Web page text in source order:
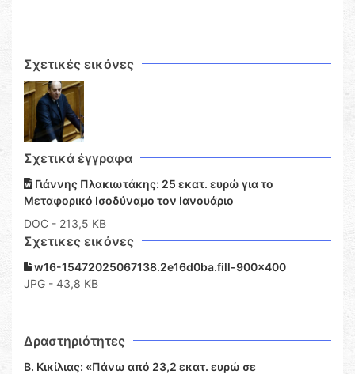
Σχετικές εικόνες
Σχετικά έγγραφα
Γιάννης Πλακιωτάκης: 25 εκατ. ευρώ για το
Μεταφορικό Ισοδύναμο τον Ιανουάριο
DOC - 213,5 KB
Σχετικες εικόνες
w16-15472025067138.2e16d0ba.fill-900x400
JPG - 43,8 KB
Δραστηριότητες
Β. Κικίλιας: «Πάνω από 23,2 εκατ. ευρώ σε